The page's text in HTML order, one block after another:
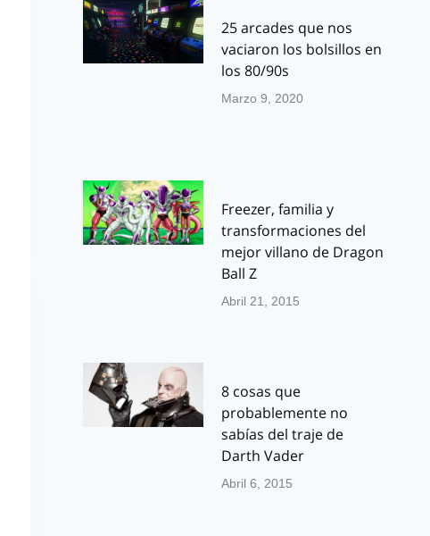
25 arcades que nos
vaciaron los bolsillos en
los 80/90s
Marzo 9, 2020
Freezer, familia y
transformaciones del
mejor villano de Dragon
Ball Z
Abril 21, 2015
8 cosas que
probablemente no
sabías del traje de
Darth Vader
Abril 6, 2015